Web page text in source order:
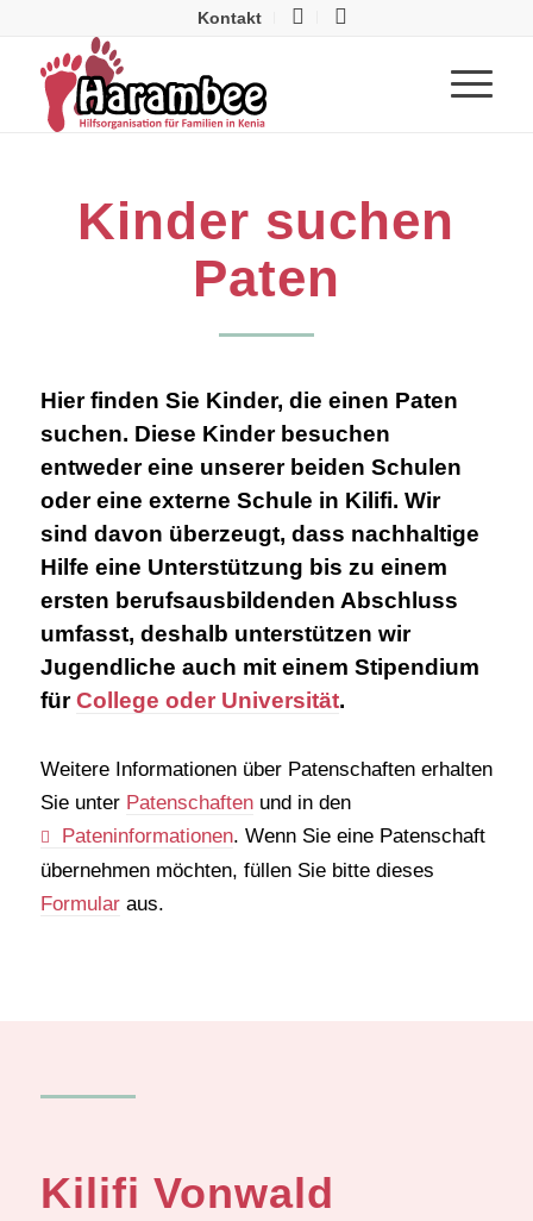
Kontakt
Kinder suchen
Paten
Hier finden Sie Kinder, die einen Paten
suchen. Diese Kinder besuchen
entweder eine unserer beiden Schulen
oder eine externe Schule in Kilifi. Wir
sind davon überzeugt, dass nachhaltige
Hilfe eine Unterstützung bis zu einem
ersten berufsausbildenden Abschluss
umfasst, deshalb unterstützen wir
Jugendliche auch mit einem Stipendium
fürCollege oder Universität.
Weitere Informationen über Patenschaften erhalten
Sie unter Patenschaftenund in den
Pateninformationen. Wenn Sie eine Patenschaft
übernehmen möchten, füllen Sie bitte dieses
Formularaus.
Kilifi Vonwald